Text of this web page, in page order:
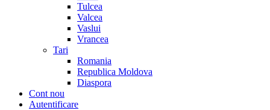
Tulcea
Valcea
Vaslui
Vrancea
Tari
Romania
Republica Moldova
Diaspora
Cont nou
Autentificare